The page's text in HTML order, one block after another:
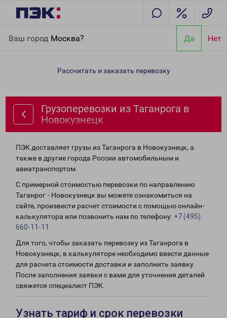
Ваш город Москва? Да Нет
Новокузнецк
Рассчитать и заказать перевозку
Грузоперевозки из Таганрога в
Новокузнецк
ПЭК доставляет грузы из Таганрога в Новокузнецк, а
также в другие города России автомобильным и
авиатранспортом.
С примерной стоимостью перевозки по направлению
Таганрог - Новокузнецк вы можете ознакомиться на
сайте, произвести расчет стоимости с помощью онлайн-
калькулятора или позвонить нам по телефону: +7 (495)
660-11-11
Для того, чтобы заказать перевозку из Таганрога в
Новокузнецк, в калькуляторе необходимо ввести данные
для расчета стоимости доставки и заполнить заявку.
После заполнения заявки с вами для уточнения деталей
свяжется специалист ПЭК.
Узнать тариф и срок перевозки